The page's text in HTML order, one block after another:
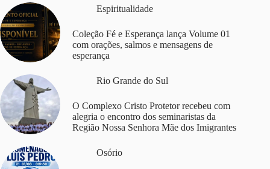
Espiritualidade
Coleção Fé e Esperança lança Volume 01
com orações, salmos e mensagens de
esperança
Rio Grande do Sul
O Complexo Cristo Protetor recebeu com
alegria o encontro dos seminaristas da
Região Nossa Senhora Mãe dos Imigrantes
Osório